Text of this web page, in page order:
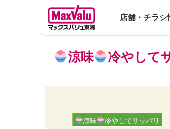
店舗・チラシ
涼味 冷やして
涼味 冷やしてサッパリ